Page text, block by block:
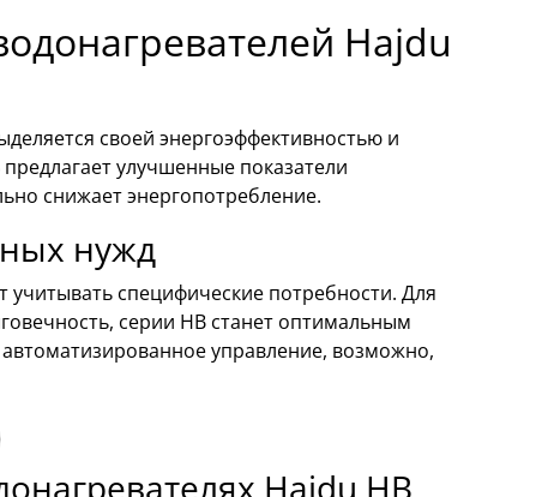
Hajdu
своей энергоэффективностью и
улучшенные показатели
снижает энергопотребление.
нужд
специфические потребности. Для
серии HB станет оптимальным
управление, возможно,
Hajdu HB